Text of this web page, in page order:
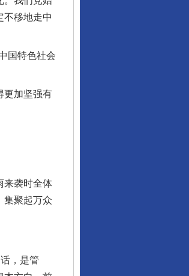
不移地走中
国特色社会
更加坚强有
来袭时全体
集聚起万众
，是管